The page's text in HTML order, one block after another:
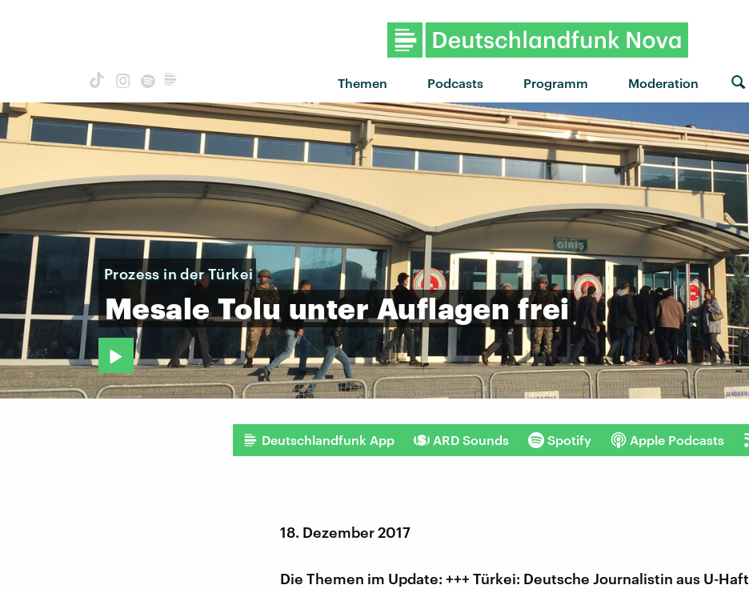
Themen Podcasts Programm Moderation
Prozess in der Türkei
Mesale Tolu unter Auflagen frei
Deutschlandfunk App ARD Sounds Spotify Apple Podcasts
18. Dezember 2017
Die Themen im Update: +++ Türkei: Deutsche Journalistin aus U-Haft